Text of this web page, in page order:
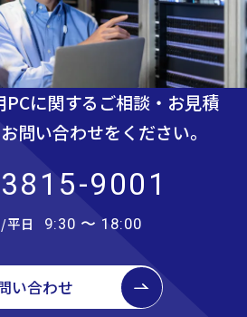
に関するご相談・お見積
問い合わせをください。
9001
平日 9:30 〜 18:00
い合わせ